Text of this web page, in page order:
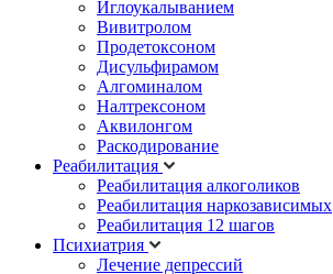
Иглоукалыванием
Вивитролом
Продетоксоном
Дисульфирамом
Алгоминалом
Налтрексоном
Аквилонгом
Раскодирование
Реабилитация
Реабилитация алкоголиков
Реабилитация наркозависимых
Реабилитация 12 шагов
Психиатрия
Лечение депрессий